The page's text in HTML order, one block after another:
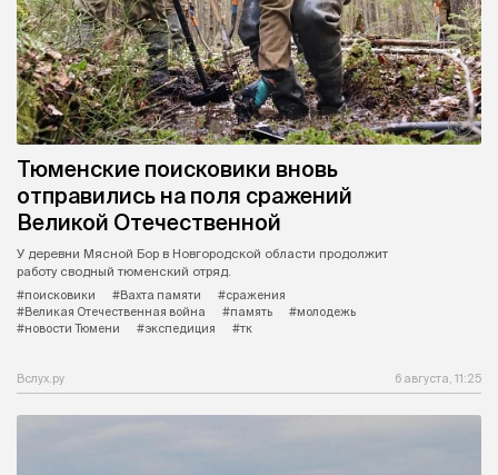
Тюменские поисковики вновь
отправились на поля сражений
Великой Отечественной
У деревни Мясной Бор в Новгородской области продолжит
работу сводный тюменский отряд.
#поисковики
#Вахта памяти
#сражения
#Великая Отечественная война
#память
#молодежь
#новости Тюмени
#экспедиция #тк
Вслух.ру 6 августа, 11:25